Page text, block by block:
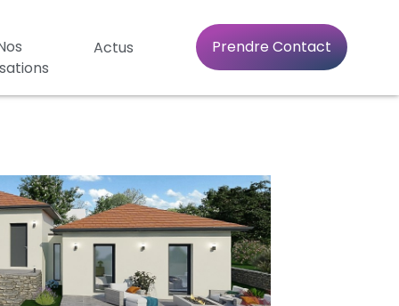
Actus Prendre Contact